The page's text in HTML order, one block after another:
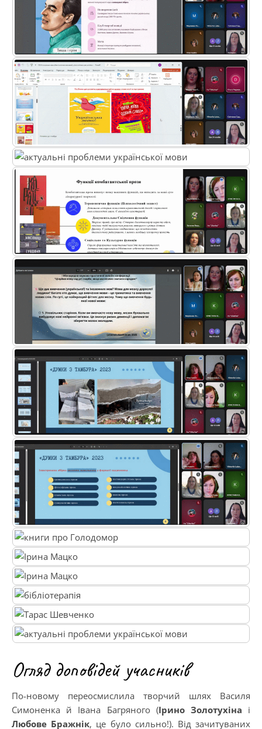
Огляд доповідей учасників
По-новому переосмислила творчий шлях Василя
Симоненка й Івана Багряного (Ірино Золотухіна і
Любове Бражнік, це було сильно!). Від зачитуваних